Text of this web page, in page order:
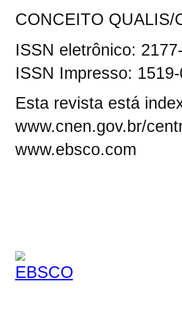
CONCEITO QUALIS/
ISSN eletrônico:
ISSN Impresso:
Esta revista está
www.cnen.gov.br/
www.ebsco.com